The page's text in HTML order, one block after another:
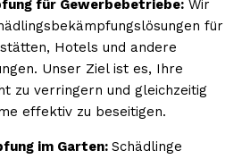
für Gewerbebetriebe: Wir
für
Hotels und andere
Unser Ziel ist es, Ihre
zu verringern und gleichzeitig
effektiv zu beseitigen.
im Garten: Schädlinge